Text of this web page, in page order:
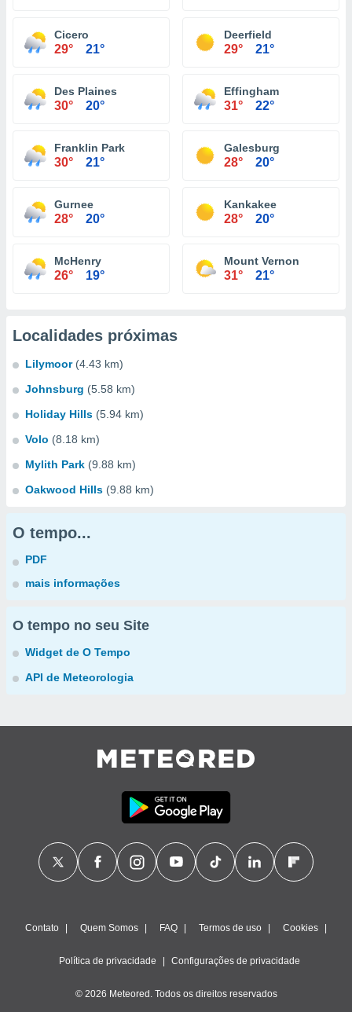
Cicero
29° 21°
Deerfield
29° 21°
Des Plaines
30° 20°
Effingham
31° 22°
Franklin Park
30° 21°
Galesburg
28° 20°
Gurnee
28° 20°
Kankakee
28° 20°
McHenry
26° 19°
Mount Vernon
31° 21°
Localidades próximas
Lilymoor (4.43 km)
Johnsburg (5.58 km)
Holiday Hills (5.94 km)
Volo (8.18 km)
Mylith Park (9.88 km)
Oakwood Hills (9.88 km)
O tempo...
PDF
mais informações
O tempo no seu Site
Widget de O Tempo
API de Meteorologia
Contato Quem Somos FAQ Termos de uso Cookies
Política de privacidade Configurações de privacidade
© 2026 Meteored. Todos os direitos reservados